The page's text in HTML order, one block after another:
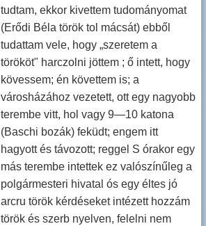
tudtam, ekkor kivettem tudományomat
(Erődi Béla török tol mácsát) ebből
tudattam vele, hogy „szeretem a
törököt" harczolni jöttem ; ő intett, hogy
kövessem; én követtem is; a
városházához vezetett, ott egy nagyobb
terembe vitt, hol vagy 9—10 katona
(Baschi bozák) feküdt; engem itt
hagyott és távozott; reggel S órakor egy
más terembe intettek ez valószínűleg a
polgármesteri hivatal ós egy éltes jó
arcru török kérdéseket intézett hozzám
török és szerb nyelven, felelni nem